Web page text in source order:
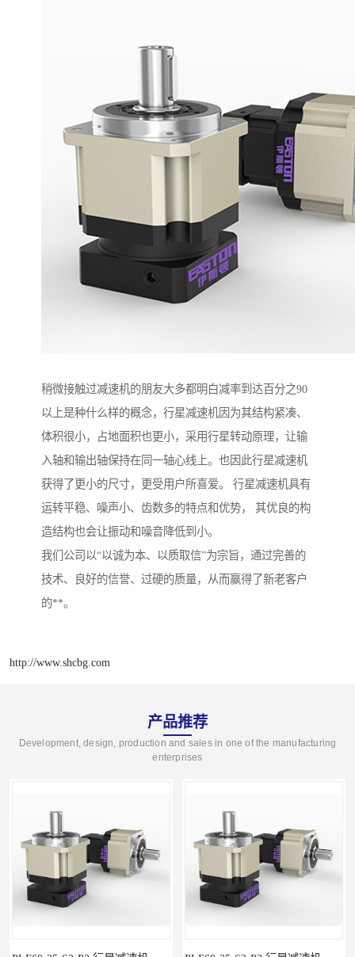
稍微接触过减速机的朋友大多都明白减率到达百分之90
以上是种什么样的概念，行星减速机因为其结构紧凑、
体积很小，占地面积也更小，采用行星转动原理，让输
入轴和输出轴保持在同一轴心线上。也因此行星减速机
获得了更小的尺寸，更受用户所喜爱。 行星减速机具有
运转平稳、噪声小、齿数多的特点和优势， 其优良的构
造结构也会让振动和噪音降低到小。
我们公司以“以诚为本、以质取信”为宗旨，通过完善的
技术、良好的信誉、过硬的质量，从而赢得了新老客户
的**。
http://www.shcbg.com
产品推荐
Development, design, production and sales in one of the manufacturing
enterprises